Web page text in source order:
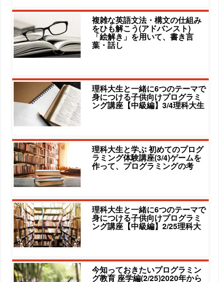
複雑な英語文法・構文の仕組み
をひも解こう(アドバンスト)
「絵解き」を用いて、書き言
葉・話し
理科大生と一緒に6つのテーマで
身につける子供向けプログラミ
ング講座【中級編】3/4理科大生
理科大生と学ぶ 初めてのプログ
ラミング体験講座(3/4)ゲームを
作って、プログラミングの考
理科大生と一緒に6つのテーマで
身につける子供向けプログラミ
ング講座【中級編】2/25理科大
今知っておきたいプログラミン
グ教育 座学編(2/25)2020年から